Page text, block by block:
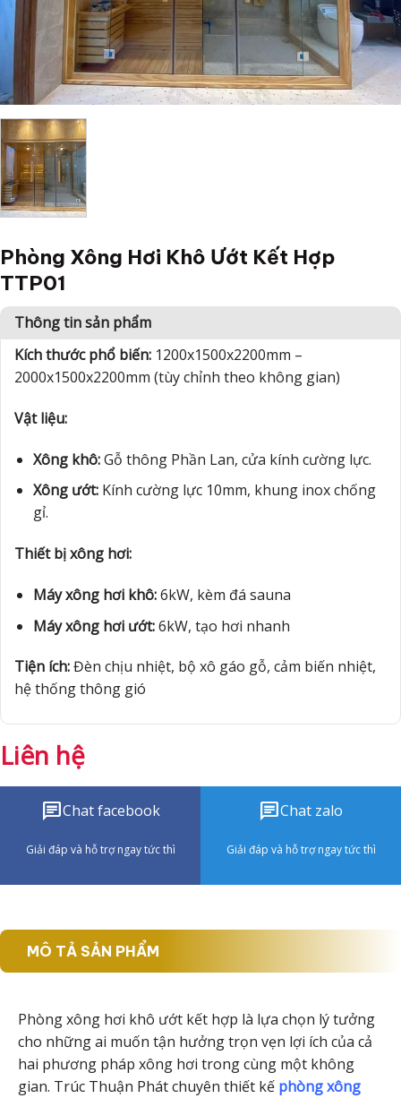
Phòng Xông Hơi Khô Ướt Kết Hợp
TTP01
Thông tin sản phẩm
Kích thước phổ biến: 1200x1500x2200mm –
2000x1500x2200mm (tùy chỉnh theo không gian)
Vật liệu:
Xông khô:Gỗ thông Phần Lan, cửa kính cường lực.
Xông ướt:Kính cường lực 10mm, khung inox chống
gỉ.
Thiết bị xông hơi:
Máy xông hơi khô:6kW, kèm đá sauna
Máy xông hơi ướt:6kW, tạo hơi nhanh
Tiện ích:Đèn chịu nhiệt, bộ xô gáo gỗ, cảm biến nhiệt,
hệ thống thông gió
Liên hệ
chatChat facebook
Giải đáp và hỗ trợ ngay tức thì
chatChat zalo
Giải đáp và hỗ trợ ngay tức thì
MÔ TẢ SẢN PHẨM
Phòng xông hơi khô ướt kết hợp là lựa chọn lý tưởng
cho những ai muốn tận hưởng trọn vẹn lợi ích của cả
hai phương pháp xông hơi trong cùng một không
gian. Trúc Thuận Phát chuyên thiết kế phòng xông